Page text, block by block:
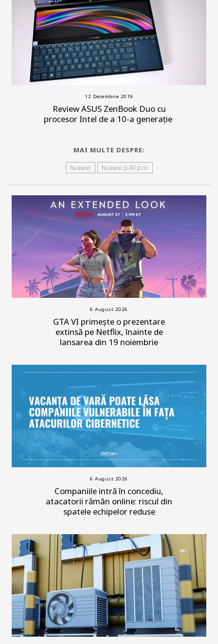
12 Decembrie 2019
Review ASUS ZenBook Duo cu
procesor Intel de a 10-a generație
MAI MULTE DESPRE:
huawei huawei p40 pro
6 August 2026
GTA VI primește o prezentare
extinsă pe Netflix, înainte de
lansarea din 19 noiembrie
6 August 2026
Companiile intră în concediu,
atacatorii rămân online: riscul din
spatele echipelor reduse